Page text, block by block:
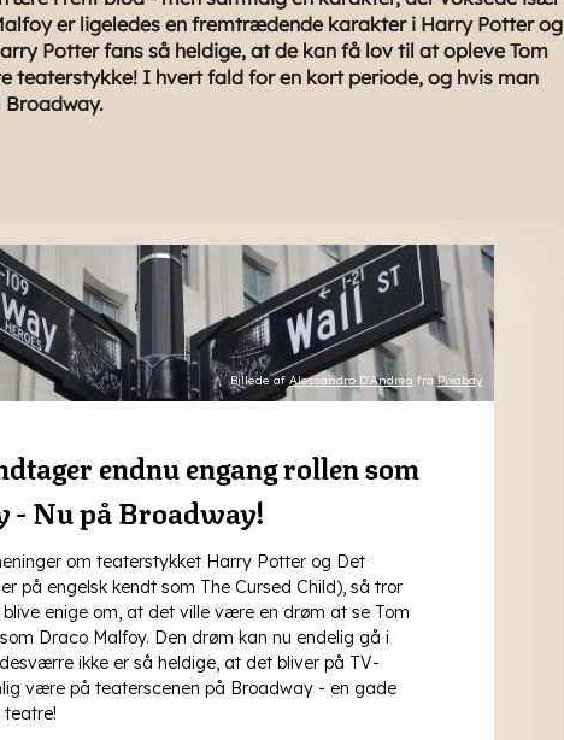
er ligeledes en fremtrædende karakter i Harry Potter og
Potter fans så heldige, at de kan få lov til at opleve Tom
teaterstykke! I hvert fald for en kort periode, og hvis man